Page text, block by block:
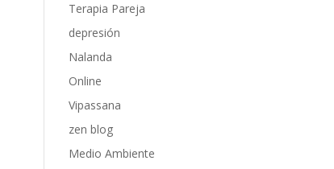
Terapia Pareja
depresión
Nalanda
Online
Vipassana
zen blog
Medio Ambiente